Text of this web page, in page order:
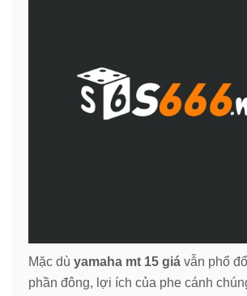
Mặc dù yamaha mt 15 giá vẫn phổ
phần đông, lợi ích của phe cánh